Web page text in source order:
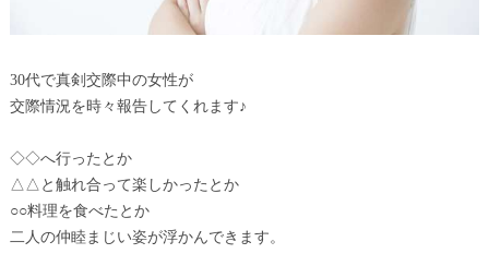
30代で真剣交際中の女性が
交際情況を時々報告してくれます♪
◇◇へ行ったとか
△△と触れ合って楽しかったとか
○○料理を食べたとか
二人の仲睦まじい姿が浮かんできます。